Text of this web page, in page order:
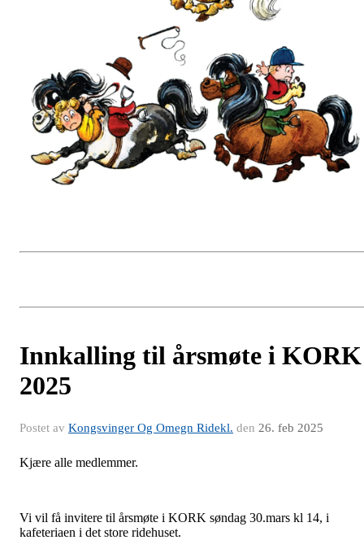
Innkalling til årsmøte i KORK
2025
Postet av Kongsvinger Og Omegn Ridekl. den 26. feb 2025
Kjære alle medlemmer.
Vi vil få invitere til årsmøte i KORK søndag 30.mars kl 14, i
kafeteriaen i det store ridehuset.